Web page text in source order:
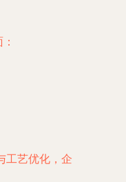
工艺优化，企